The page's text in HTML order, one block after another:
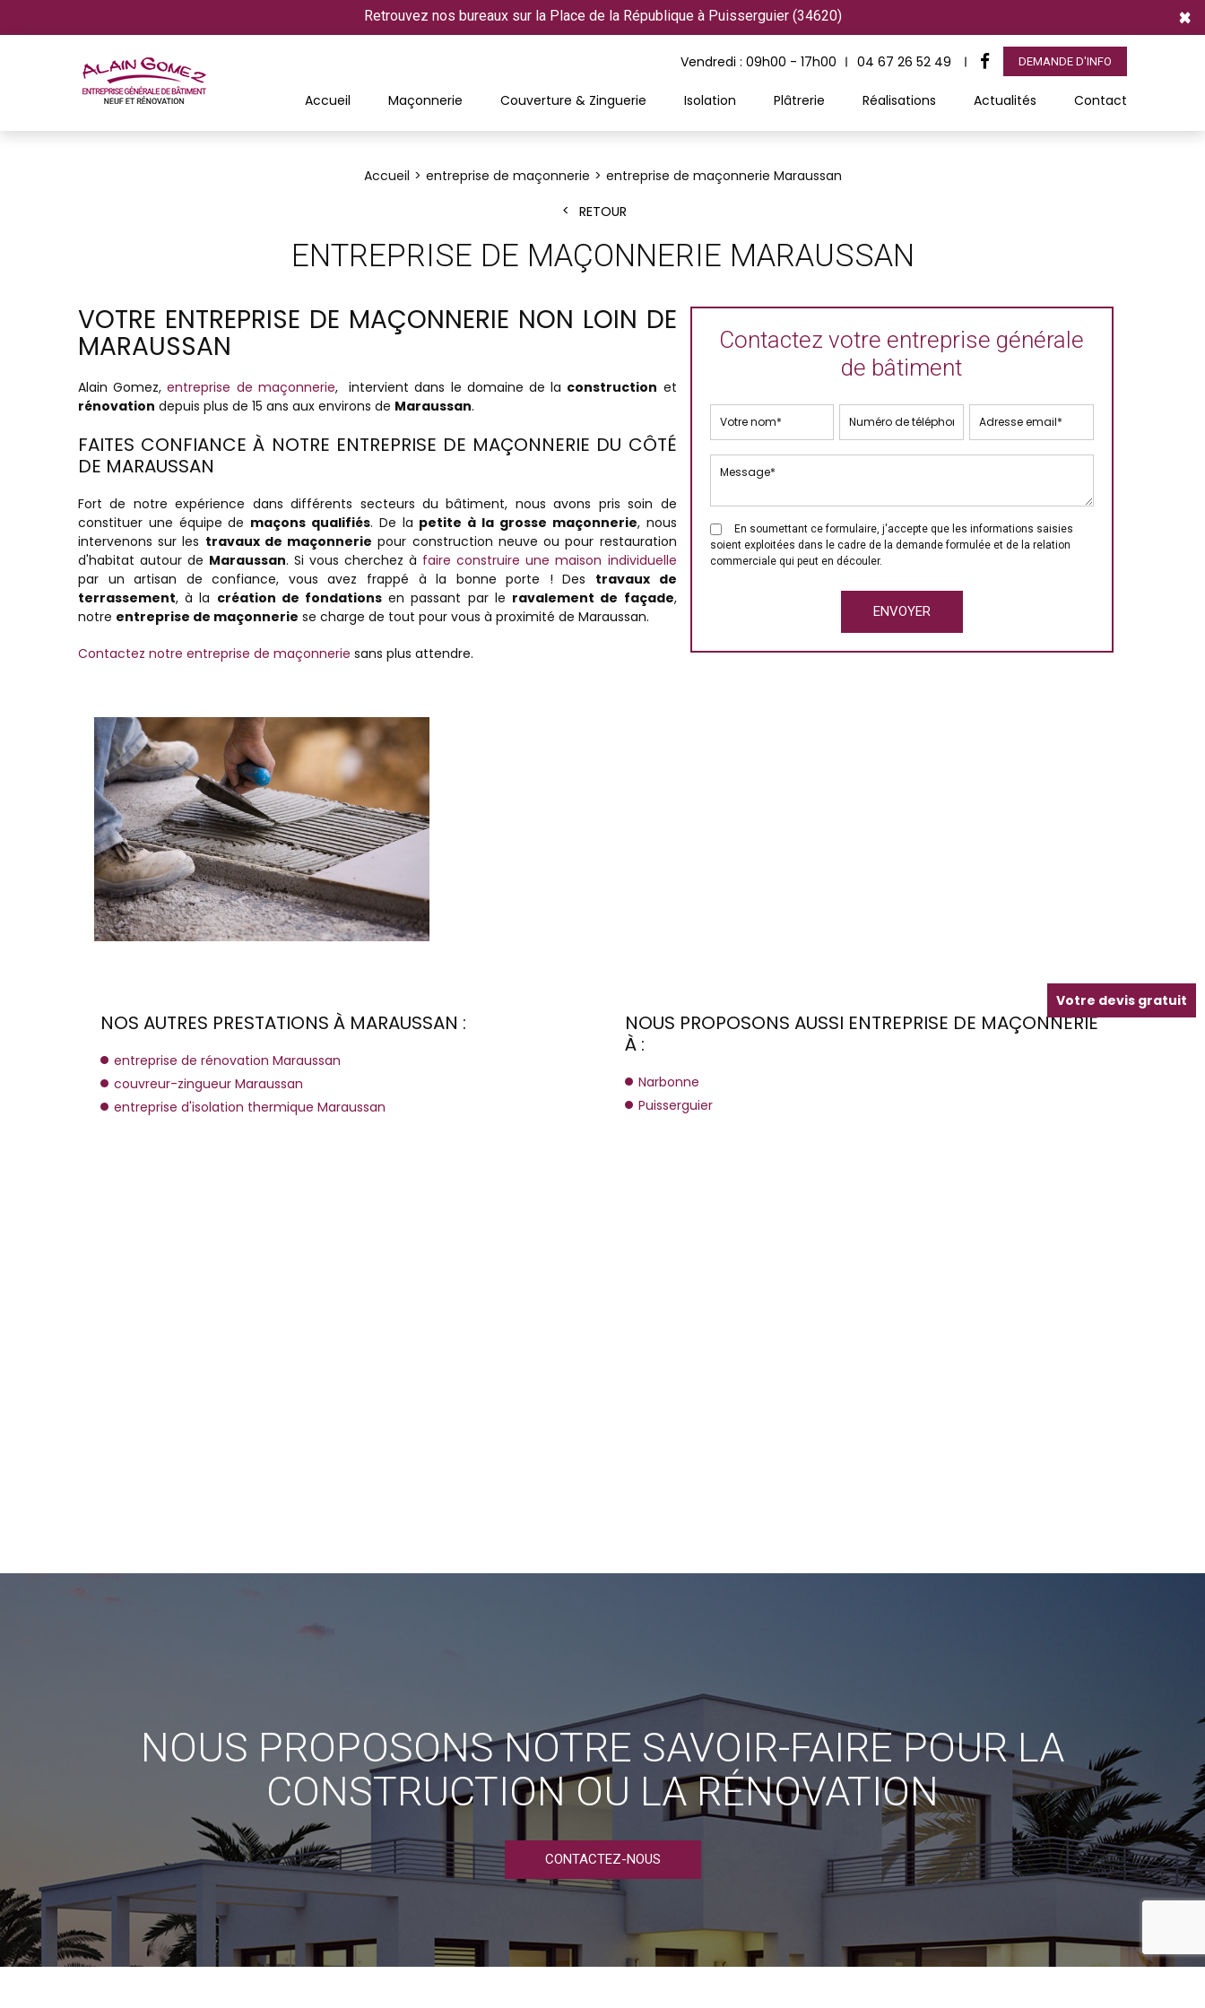
Retrouvez nos bureaux sur la Place de la République à Puisserguier (34620) ×
Vendredi : 09h00 - 17h00 04 67 26 52 49 DEMANDE D'INFO
Accueil Maçonnerie Couverture & Zinguerie Isolation Plâtrerie Réalisations Actualités Contact
Accueil entreprise de maçonnerie
entreprise de maçonnerie Maraussan
RETOUR
ENTREPRISE DE MAÇONNERIE MARAUSSAN
VOTRE ENTREPRISE DE MAÇONNERIE NON LOIN DE
MARAUSSAN
Alain Gomez,entreprise de maçonnerie, intervient dans le domaine de la construction et
rénovation depuis plus de 15 ans aux environs de Maraussan.
FAITES CONFIANCE À NOTRE ENTREPRISE DE MAÇONNERIE DU CÔTÉ
DE MARAUSSAN
Fort de notre expérience dans différents secteurs du bâtiment, nous avons pris soin de
constituer une équipe de maçons qualifiés. De la petite à la grosse maçonnerie, nous
intervenons sur les travaux de maçonnerie pour construction neuve ou pour restauration
d'habitat autour de Maraussan. Si vous cherchez à faire construire une maison individuelle
par un artisan de confiance, vous avez frappé à la bonne porte ! Des travaux de
terrassement, à la création de fondations en passant par le ravalement de façade,
notre entreprise de maçonnerie se charge de tout pour vous à proximité de Maraussan.
Contactez notre entreprise de maçonnerie sans plus attendre.
Contactez votre entreprise générale
de bâtiment
En soumettant ce formulaire, j'accepte que les informations saisies
soient exploitées dans le cadre de la demande formulée et de la relation
commerciale qui peut en découler.
NOS AUTRES PRESTATIONS À MARAUSSAN :
entreprise de rénovation Maraussan
couvreur-zingueur Maraussan
entreprise d'isolation thermique Maraussan
NOUS PROPOSONS AUSSI ENTREPRISE DE MAÇONNERIE
À :
Narbonne
Puisserguier
Votre devis gratuit
NOUS PROPOSONS NOTRE SAVOIR-FAIRE POUR LA
CONSTRUCTION OU LA RÉNOVATION
CONTACTEZ-NOUS